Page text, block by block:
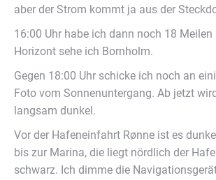
aber der Strom kommt ja aus der
16:00 Uhr habe ich dann noch 18
Horizont sehe ich Bornholm.
Gegen 18:00 Uhr schicke ich noch an
Foto vom Sonnenuntergang. Ab jetzt
langsam dunkel.
Vor der Hafeneinfahrt Rønne ist es
bis zur Marina, die liegt nördlich der
schwarz. Ich dimme die